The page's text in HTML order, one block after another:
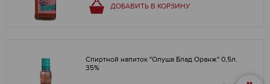
ДОБАВИТЬ В КОРЗИНУ
Спиртной напиток "Олуша Блад Оранж" 0,5л.
35%